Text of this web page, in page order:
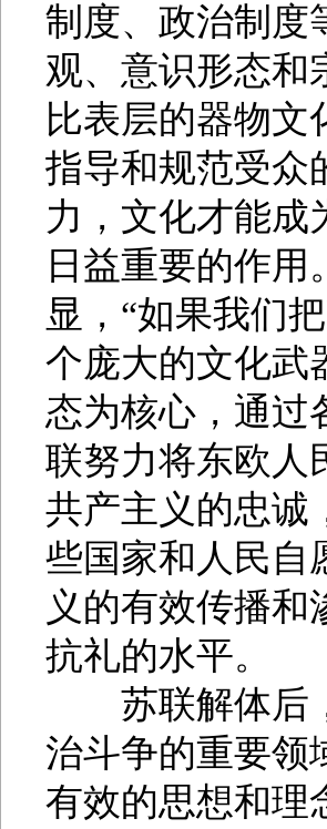
制度、政治制度
观、意识形态和
比表层的器物文
指导和规范受众
力，文化才能成
日益重要的作
显，“如果我们
个庞大的文化武
态为核心，通过
联努力将东欧人
共产主义的忠诚
些国家和人民自
义的有效传播
抗礼的水平。
苏联解体后，
治斗争的重要领
有效的思想和理